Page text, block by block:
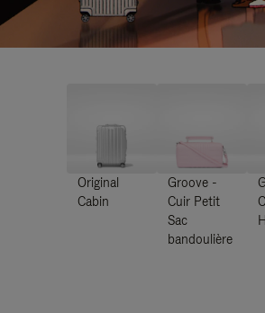
Original
Cabin
Groove -
Cuir Petit
Sac
bandoulière